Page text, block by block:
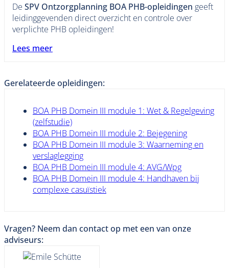
De SPV Ontzorgplanning BOA PHB-opleidingen geeft
leidinggevenden direct overzicht en controle over
verplichte PHB opleidingen!
Lees meer
Gerelateerde opleidingen:
BOA PHB Domein III module 1: Wet & Regelgeving
(zelfstudie)
BOA PHB Domein III module 2: Bejegening
BOA PHB Domein III module 3: Waarneming en
verslaglegging
BOA PHB Domein III module 4: AVG/Wpg
BOA PHB Domein III module 4: Handhaven bij
complexe casuïstiek
Vragen? Neem dan contact op met een van onze
adviseurs: